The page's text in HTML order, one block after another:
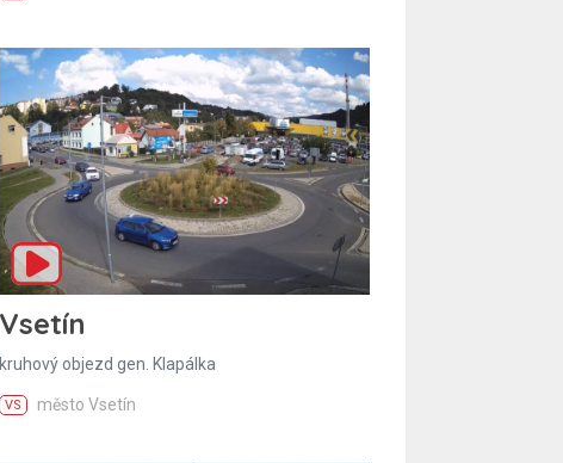
Vsetín
kruhový objezd gen. Klapálka
VS město Vsetín